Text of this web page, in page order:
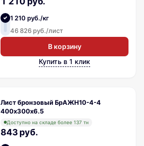
1 210 руб./кг
46 826 руб./лист
В корзину
Купить в 1 клик
Лист бронзовый БрАЖН10-4-4
400х300х6.5
Доступно на складе более 137 тн
843 руб.